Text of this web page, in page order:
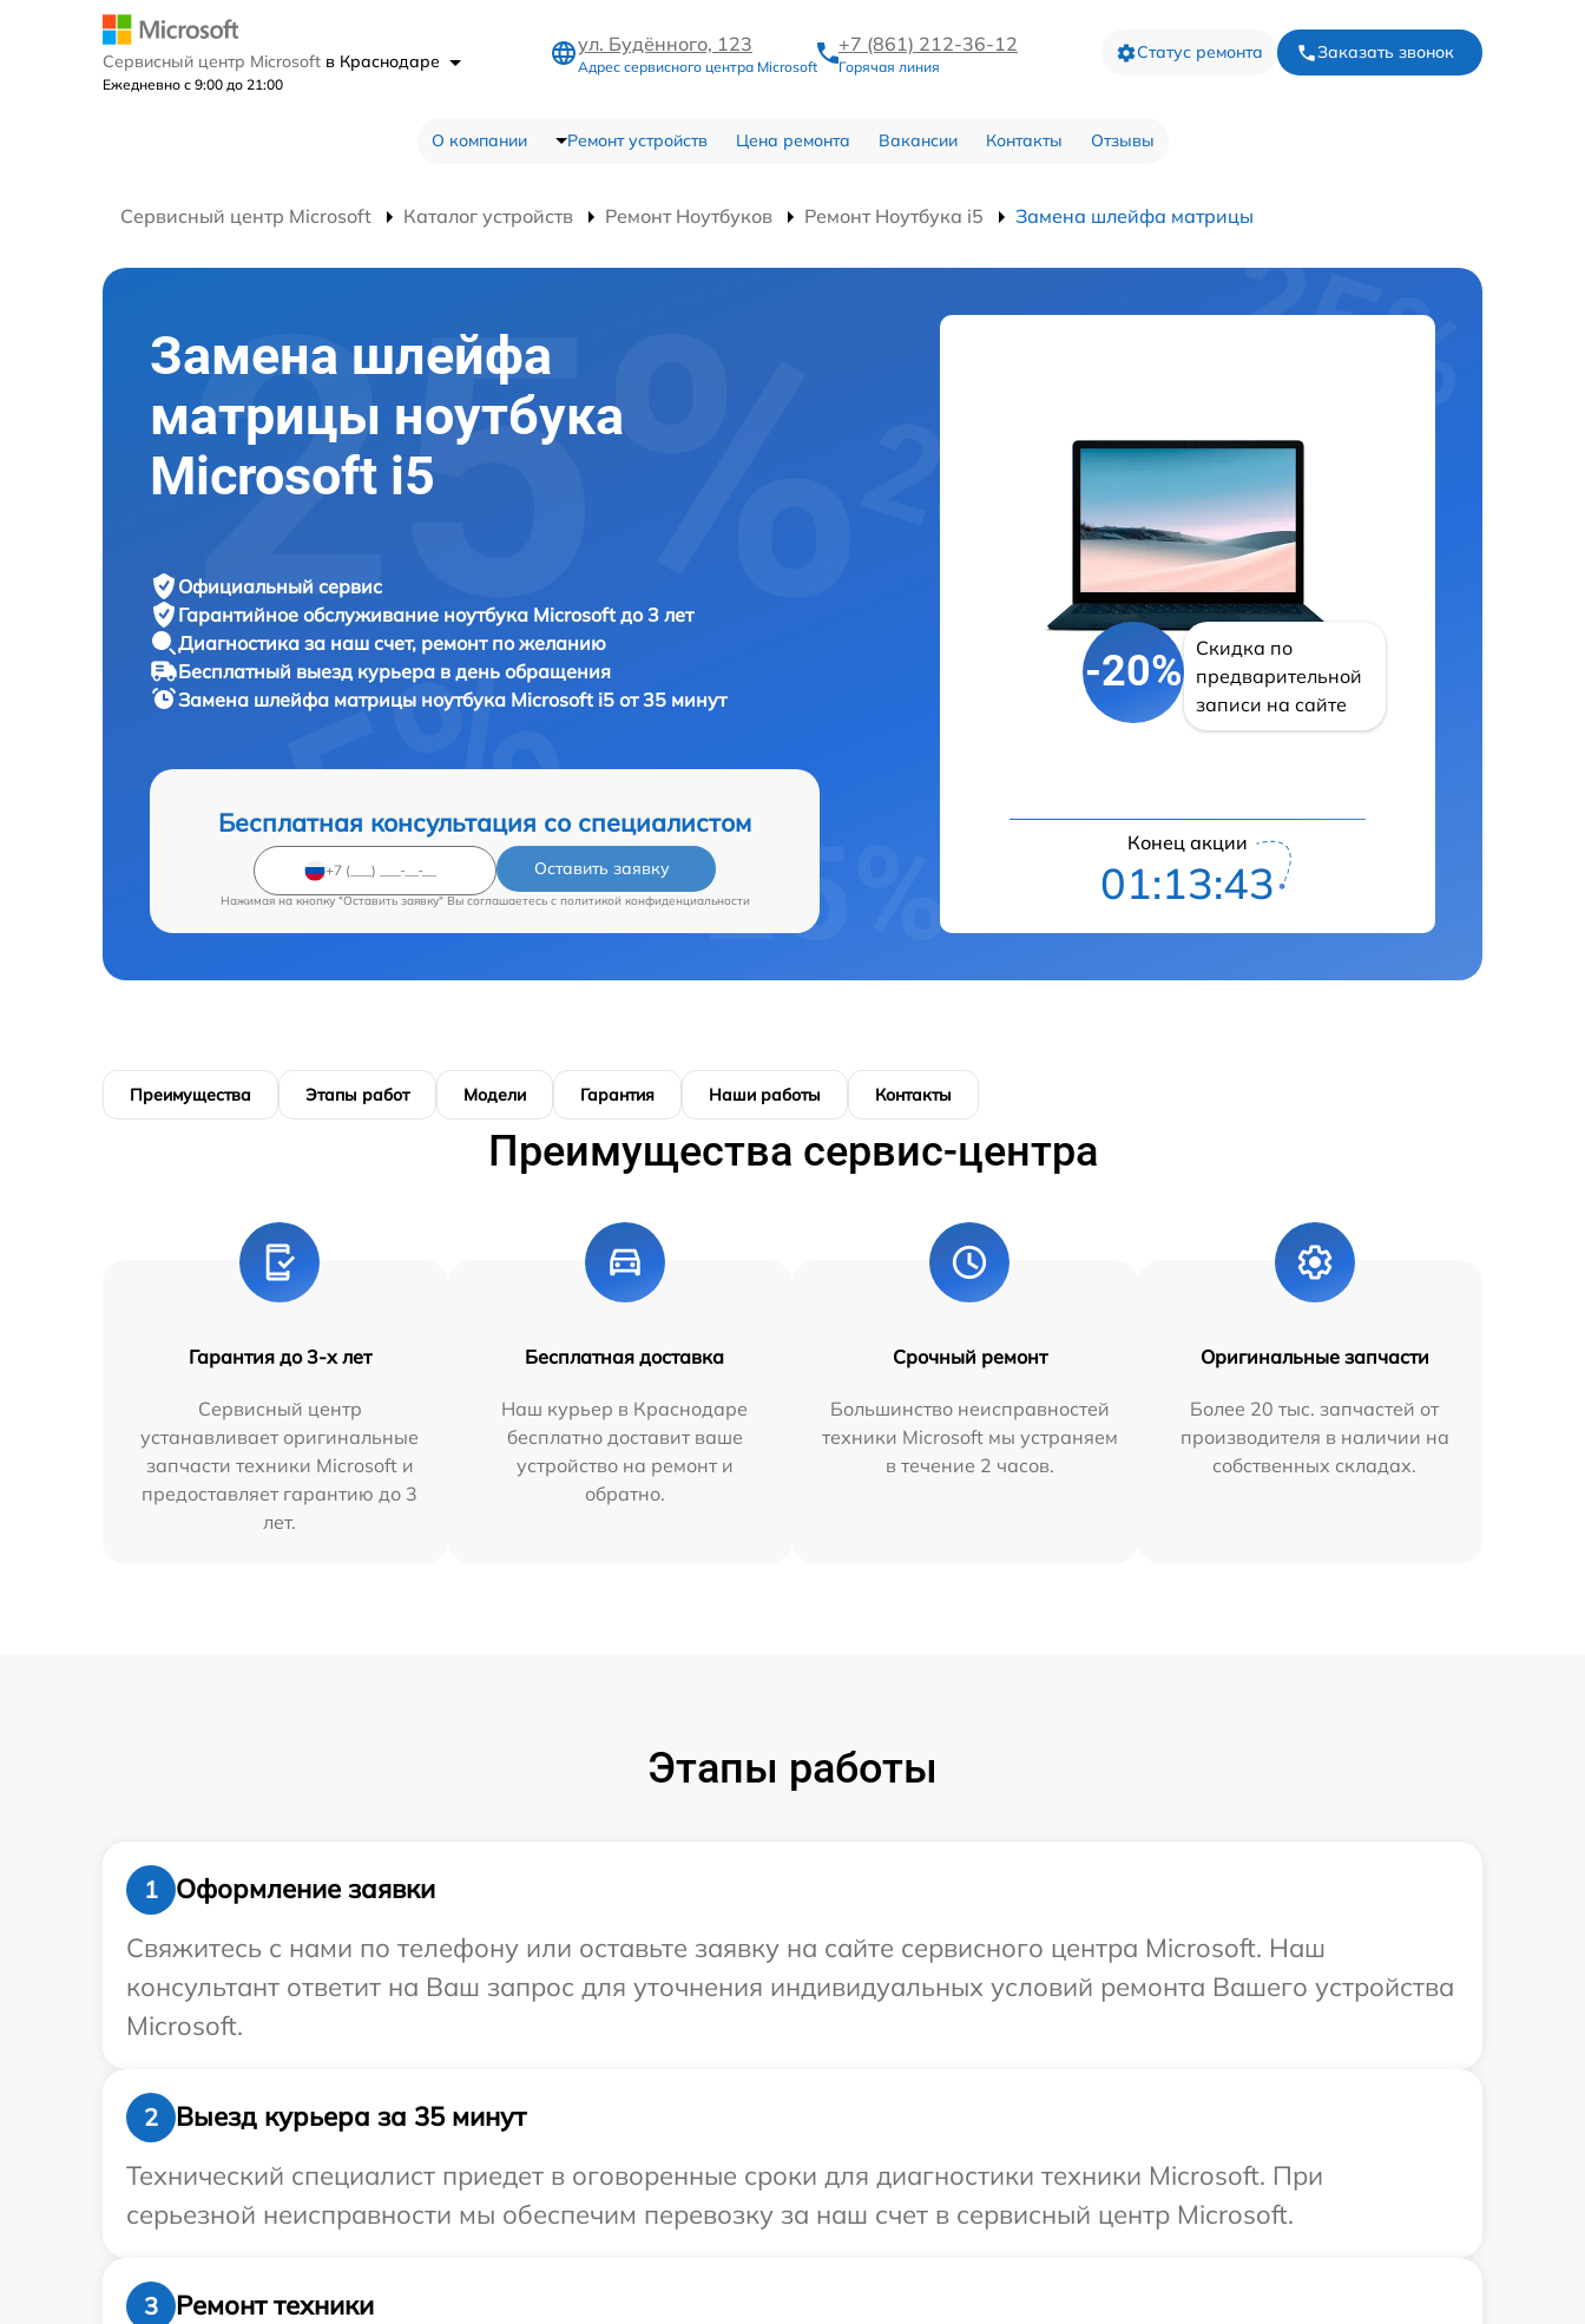
Сервисный центр Microsoft в Краснодаре
Ежедневно с 9:00 до 21:00
ул. Будённого, 123
Адрес сервисного центра Microsoft
+7 (861) 212-36-12
Горячая линия
Статус ремонта Заказать звонок
О компании Ремонт устройств Цена ремонта Вакансии Контакты Отзывы
Сервисный центр Microsoft Каталог устройств Ремонт Ноутбуков Ремонт Ноутбука i5 Замена шлейфа матрицы
Замена шлейфа
матрицы ноутбука
Microsoft i5
Официальный сервис
Гарантийное обслуживание ноутбука Microsoft до 3 лет
Диагностика за наш счет, ремонт по желанию
Бесплатный выезд курьера в день обращения
Замена шлейфа матрицы ноутбука Microsoft i5 от 35 минут
Бесплатная консультация со специалистом
Оставить заявку
Нажимая на кнопку "Оставить заявку" Вы соглашаетесь c политикой конфиденциальности
-20%
Скидка по
предварительной
записи на сайте
Конец акции
01:13:43
Преимущества Этапы работ Модели Гарантия Наши работы Контакты
Преимущества сервис-центра
Гарантия до 3-х лет
Сервисный центр
устанавливает оригинальные
запчасти техники Microsoft и
предоставляет гарантию до 3
лет.
Бесплатная доставка
Наш курьер в Краснодаре
бесплатно доставит ваше
устройство на ремонт и
обратно.
Срочный ремонт
Большинство неисправностей
техники Microsoft мы устраняем
в течение 2 часов.
Оригинальные запчасти
Более 20 тыс. запчастей от
производителя в наличии на
собственных складах.
Этапы работы
1
Оформление заявки
Свяжитесь с нами по телефону или оставьте заявку на сайте сервисного центра Microsoft. Наш
консультант ответит на Ваш запрос для уточнения индивидуальных условий ремонта Вашего устройства
Microsoft.
2
Выезд курьера за 35 минут
Технический специалист приедет в оговоренные сроки для диагностики техники Microsoft. При
серьезной неисправности мы обеспечим перевозку за наш счет в сервисный центр Microsoft.
3
Ремонт техники